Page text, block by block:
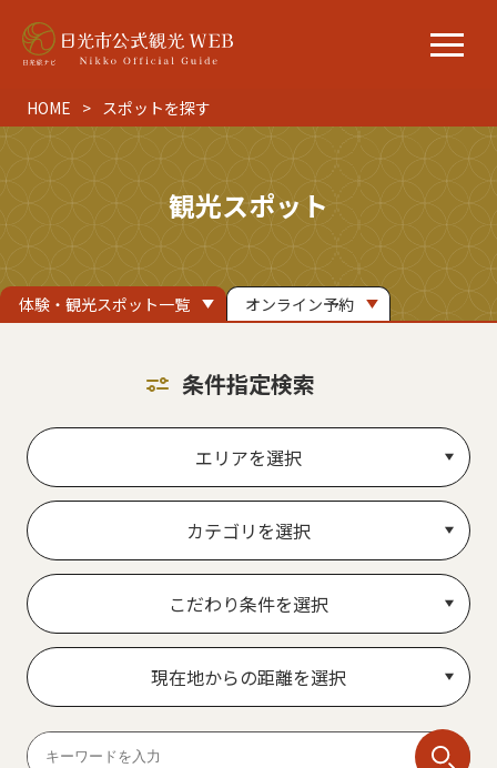
HOME スポットを探す
観光スポット
体験・観光スポット一覧 オンライン予約
条件指定検索
エリアを選択
カテゴリを選択
こだわり条件を選択
現在地からの距離を選択